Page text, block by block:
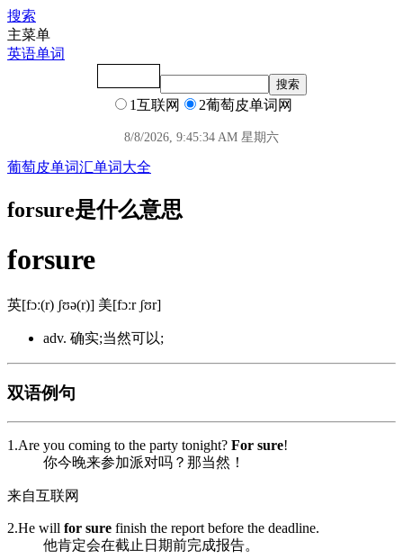
搜索
主菜单
英语单词
1互联网 2葡萄皮单词网
8/8/2026, 9:45:34 AM 星期六
葡萄皮单词汇单词大全
forsure是什么意思
forsure
英[fɔː(r) ʃʊə(r)] 美[fɔːr ʃʊr]
adv. 确实;当然可以;
双语例句
1.Are you coming to the party tonight? For sure!
你今晚来参加派对吗？那当然！
来自互联网
2.He will for sure finish the report before the deadline.
他肯定会在截止日期前完成报告。